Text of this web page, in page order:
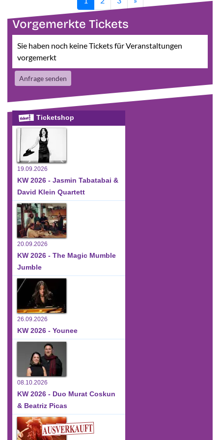
Vorgemerkte Tickets
Sie haben noch keine Tickets für Veranstaltungen
vorgemerkt
Anfrage senden
Ticketshop
19.09.2026
KW 2026 - Jasmin Tabatabai &
David Klein Quartett
20.09.2026
KW 2026 - The Magic Mumble
Jumble
26.09.2026
KW 2026 - Younee
08.10.2026
KW 2026 - Duo Murat Coskun
& Beatriz Picas